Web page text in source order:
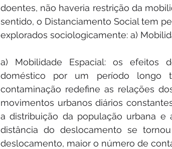
doentes, não haveria restrição da
sentido, o Distanciamento Social tem
explorados sociologicamente: a)
a) Mobilidade Espacial: os efeitos
doméstico por um período longo
contaminação redefine as relações
movimentos urbanos diários
a distribuição da população urbana e
distância do deslocamento se
deslocamento, maior o número de